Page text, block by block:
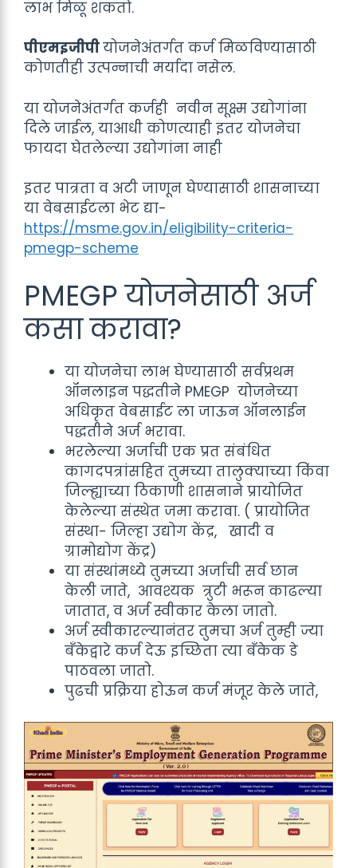
लाभ मिळू शकतो.
पीएमइजीपीयोजनेअंतर्गत कर्ज मिळविण्यासाठी
कोणतीही उत्पन्नाची मर्यादा नसेल.
या योजनेअंतर्गत कर्जही नवीन सूक्ष्म उद्योगांना
दिले जाईल, याआधी कोणत्याही इतर योजनेचा
फायदा घेतलेल्या उद्योगांना नाही
इतर पात्रता व अटी जाणून घेण्यासाठी शासनाच्या
या वेबसाईटला भेट द्या-
https://msme.gov.in/eligibility-criteria-
pmegp-scheme
PMEGP योजनेसाठी अर्ज
कसा करावा?
या योजनेचा लाभ घेण्यासाठी सर्वप्रथम
ऑनलाइन पद्धतीने PMEGP योजनेच्या
अधिकृत वेबसाईट ला जाऊन ऑनलाईन
पद्धतीने अर्ज भरावा.
भरलेल्या अर्जाची एक प्रत संबंधित
कागदपत्रांसहित तुमच्या तालुक्याच्या किंवा
जिल्ह्याच्या ठिकाणी शासनाने प्रायोजित
केलेल्या संस्थेत जमा करावा. ( प्रायोजित
संस्था- जिल्हा उद्योग केंद्र, खादी व
ग्रामोद्योग केंद्र)
या संस्थांमध्ये तुमच्या अर्जाची सर्व छान
केली जाते, आवश्यक त्रुटी भरून काढल्या
जातात, व अर्ज स्वीकार केला जातो.
अर्ज स्वीकारल्यानंतर तुमचा अर्ज तुम्ही ज्या
बँकेद्वारे कर्ज देऊ इच्छिता त्या बँकेक डे
पाठवला जातो.
पुढची प्रक्रिया होऊन कर्ज मंजूर केले जाते,